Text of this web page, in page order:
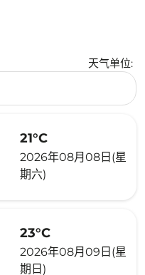
天气单位:
21°C
2026年08月08日(星
期六)
23°C
2026年08月09日(星
期日)